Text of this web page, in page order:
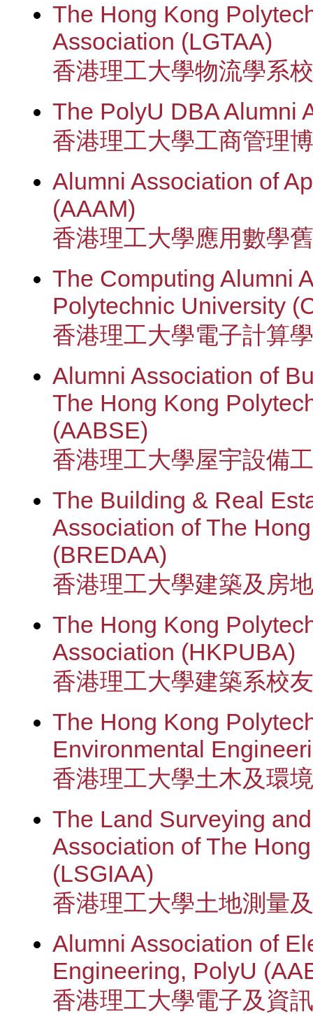
The Hong Kong
Association (LGTAA)
香港理工大學物流學系
The PolyU DBA Alumni
香港理工大學工商管理
Alumni Association of
(AAAM)
香港理工大學應用數學
The Computing Alumni
Polytechnic University
香港理工大學電子計算
Alumni Association of
The Hong Kong
(AABSE)
香港理工大學屋宇設備
The Building & Real
Association of The
(BREDAA)
香港理工大學建築及房
The Hong Kong
Association (HKPUBA)
香港理工大學建築系校
The Hong Kong
Environmental
香港理工大學土木及環
The Land Surveying
Association of The
(LSGIAA)
香港理工大學土地測量
Alumni Association of
Engineering, PolyU
香港理工大學電子及資